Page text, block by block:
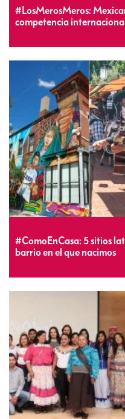
#LosMerosMeros:
competencia
#ComoEnCasa: 5 sitios
barrio en el que nacimos